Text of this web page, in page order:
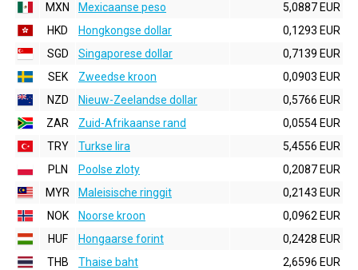
MXN
Mexicaanse peso
5,0887 EUR
HKD
Hongkongse dollar
0,1293 EUR
SGD
Singaporese dollar
0,7139 EUR
SEK
Zweedse kroon
0,0903 EUR
NZD
Nieuw-Zeelandse dollar
0,5766 EUR
ZAR
Zuid-Afrikaanse rand
0,0554 EUR
TRY
Turkse lira
5,4556 EUR
PLN
Poolse zloty
0,2087 EUR
MYR
Maleisische ringgit
0,2143 EUR
NOK
Noorse kroon
0,0962 EUR
HUF
Hongaarse forint
0,2428 EUR
THB
Thaise baht
2,6596 EUR